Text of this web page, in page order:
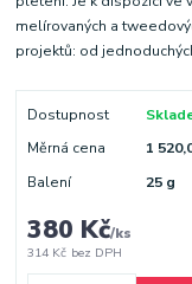
melírovaných a
projektů: od
Dostupnost
Měrná cena
1
Balení
25 g
380 Kč/ks
314 Kč bez DPH